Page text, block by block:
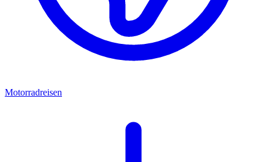
Motorradreisen